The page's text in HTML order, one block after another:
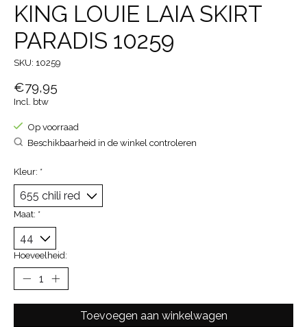
KING LOUIE LAIA SKIRT
PARADIS 10259
SKU: 10259
€79,95
Incl. btw
Op voorraad
Beschikbaarheid in de winkel controleren
Kleur: *
Maat: *
Hoeveelheid:
Toevoegen aan winkelwagen